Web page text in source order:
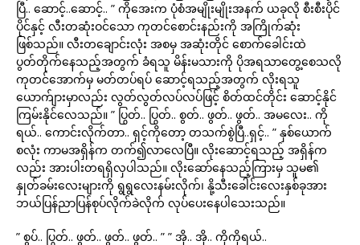
ပြီ.. ဆောင့်..ဆောင့်.. ” ကိုအေးက ပုံစံအမျိုးမျိုးအနက် ယခုလို စီးစီးပိုင်
ပိုင်နှင့် လီးတဆုံးဝင်သော ကုတင်စောင်းနည်းကို အကြိုက်ဆုံး
ဖြစ်သည်။ လီးတချောင်းလုံး အစမှ အဆုံးတိုင် စောက်ခေါင်းထဲ
ပွတ်တိုက်နေသည့်အတွက် ခံရသူ မိန်းမသားကို ပိုအရသာတွေ့စေသလို
ကုတင်အောက်မှ မတ်တပ်ရပ် ဆောင့်ရသည့်အတွက် လိုးရသူ
ယောက်ျားမှာလည်း လွတ်လွတ်လပ်လပ်ဖြင့် စိတ်ထင်တိုင်း ဆောင့်နိုင်
ကြမ်းနိုင်လေသည်။ ” ပြွတ်.. ပြွတ်.. စွတ်.. ဖွတ်.. ဖွတ်.. အမလေး.. ကို
ရယ်.. ကောင်းလိုက်တာ.. ရှင့်ကိုတော့ တသက်စွဲပြီ..ရှင့်.. ” နှစ်ယောက်
စလုံး ကာမအရှိန်က တက်၍လာလေပြီ။ လိုးဆောင့်ရသည့် အရှိန်က
လည်း အားပါးတရရှိလှပါသည်။ လိုးဆော်နေသည့်ကြားမှ သူမ၏
နှုတ်ခမ်းလေးများကို ရွရွလေးနမ်းလိုက်၊ နို့သီးခေါင်းလေးနှစ်ခုအား
ဘယ်ပြန်ညာပြန်စုပ်လိုက်ခဲလိုက် လုပ်ပေးနေပါသေးသည်။
” စွပ်.. ပြွတ်.. ဖွတ်.. ဖွတ်.. ဖွတ်.. ” ” အို.. အို.. ကိုကိုရယ်..